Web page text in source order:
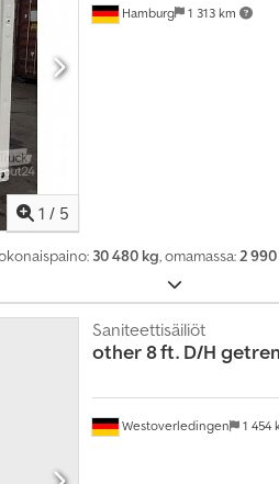
1 / 5
Hamburg 1 313 km
30 480 kg, omamassa:2
Westoverledingen 1 454
Saniteettisäiliöt
other8 ft. D/H